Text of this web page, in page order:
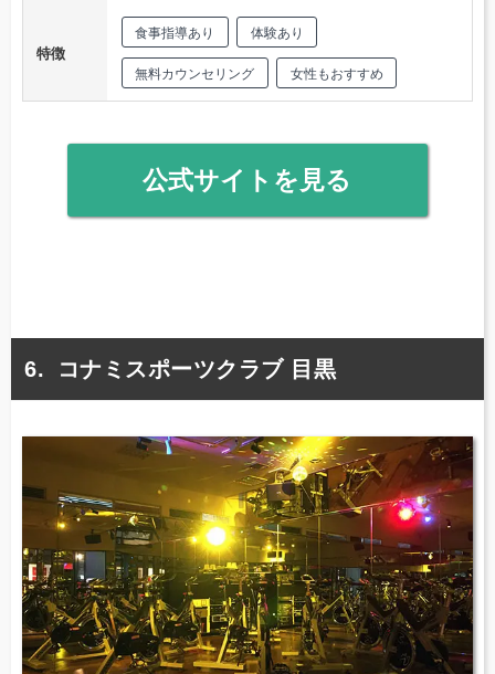
特徴
食事指導あり 体験あり
無料カウンセリング 女性もおすすめ
公式サイトを見る
コナミスポーツクラブ 目黒